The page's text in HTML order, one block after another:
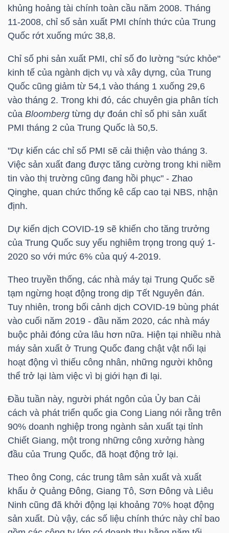
khủng hoảng tài chính toàn cầu năm 2008. Tháng
11-2008, chỉ số sản xuất PMI chính thức của Trung
Quốc rớt xuống mức 38,8.
Chỉ số phi sản xuất PMI, chỉ số đo lường "sức khỏe"
kinh tế của ngành dịch vụ và xây dựng, của Trung
Quốc cũng giảm từ 54,1 vào tháng 1 xuống 29,6
vào tháng 2. Trong khi đó, các chuyên gia phân tích
của Bloomberg từng dự đoán chỉ số phi sản xuất
PMI tháng 2 của Trung Quốc là 50,5.
"Dự kiến các chỉ số PMI sẽ cải thiện vào tháng 3.
Việc sản xuất đang được tăng cường trong khi niềm
tin vào thị trường cũng đang hồi phục" - Zhao
Qinghe, quan chức thống kê cấp cao tại NBS, nhận
định.
Dự kiến dịch COVID-19 sẽ khiến cho tăng trưởng
của Trung Quốc suy yếu nghiêm trọng trong quý 1-
2020 so với mức 6% của quý 4-2019.
Theo truyền thống, các nhà máy tại Trung Quốc sẽ
tạm ngừng hoạt động trong dịp Tết Nguyên đán.
Tuy nhiên, trong bối cảnh dịch COVID-19 bùng phát
vào cuối năm 2019 - đầu năm 2020, các nhà máy
buộc phải đóng cửa lâu hơn nữa. Hiện tại nhiều nhà
máy sản xuất ở Trung Quốc đang chật vật nối lại
hoạt động vì thiếu công nhân, những người không
thể trở lại làm việc vì bị giới hạn đi lại.
Đầu tuần này, người phát ngôn của Ủy ban Cải
cách và phát triển quốc gia Cong Liang nói rằng trên
90% doanh nghiệp trong ngành sản xuất tại tỉnh
Chiết Giang, một trong những công xưởng hàng
đầu của Trung Quốc, đã hoạt động trở lại.
Theo ông Cong, các trung tâm sản xuất và xuất
khẩu ở Quảng Đông, Giang Tô, Sơn Đông và Liêu
Ninh cũng đã khởi động lại khoảng 70% hoạt động
sản xuất. Dù vậy, các số liệu chính thức này chỉ bao
PHÂN
TÍCH
VIETSTOCKFINANCE
VĨ
MÔ
NGÀNH
DOANH
CỔ
PHIẾU
PHÁI
SINH
TRÁI
PHIẾU